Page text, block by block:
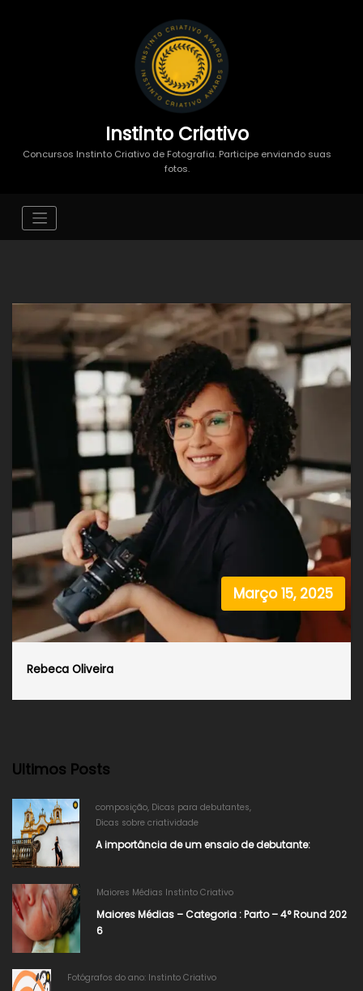
Instinto Criativo
Concursos Instinto Criativo de Fotografia. Participe enviando suas
fotos.
Março 15, 2025
Rebeca Oliveira
Ultimos Posts
composição, Dicas para debutantes,
Dicas sobre criatividade
A importância de um ensaio de debutante:
Maiores Médias Instinto Criativo
Maiores Médias – Categoria : Parto – 4° Round 202
6
Fotógrafos do ano: Instinto Criativo